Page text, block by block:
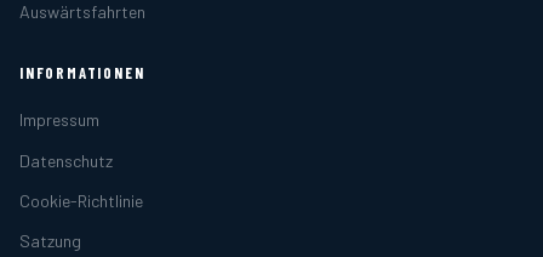
Auswärtsfahrten
INFORMATIONEN
Impressum
Datenschutz
Cookie-Richtlinie
Satzung